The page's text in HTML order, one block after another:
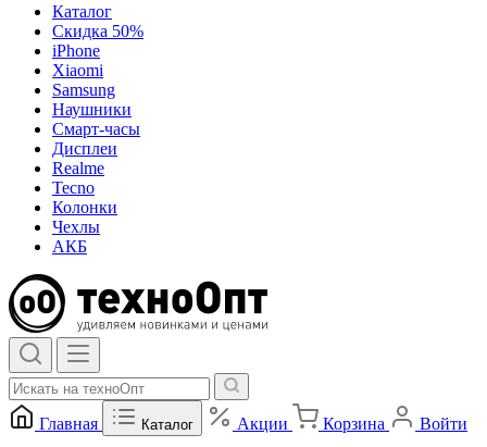
Каталог
Скидка 50%
iPhone
Xiaomi
Samsung
Наушники
Смарт-часы
Дисплеи
Realme
Tecno
Колонки
Чехлы
АКБ
Главная Каталог Акции Корзина Войти